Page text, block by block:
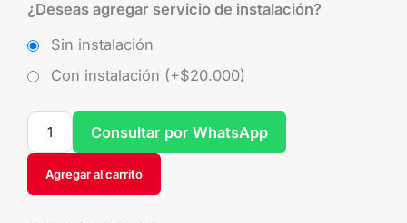
¿Deseas agregar servicio de instalación?
Sin instalación
Con instalación (+$20.000)
Agregar al carrito
Consultar por WhatsApp